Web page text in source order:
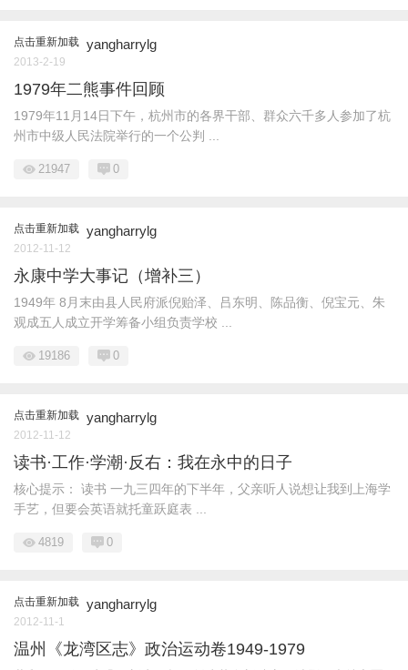
点击重新加载 yangharrylg
2013-2-19
1979年二熊事件回顾
1979年11月14日下午，杭州市的各界干部、群众六千多人参加了杭
州市中级人民法院举行的一个公判 ...
21947 0
点击重新加载 yangharrylg
2012-11-12
永康中学大事记（增补三）
1949年 8月末由县人民府派倪贻泽、吕东明、陈品衡、倪宝元、朱
观成五人成立开学筹备小组负责学校 ...
19186 0
点击重新加载 yangharrylg
2012-11-12
读书·工作·学潮·反右：我在永中的日子
核心提示： 读书 一九三四年的下半年，父亲听人说想让我到上海学
手艺，但要会英语就托童跃庭表 ...
4819 0
点击重新加载 yangharrylg
2012-11-1
温州《龙湾区志》政治运动卷1949-1979